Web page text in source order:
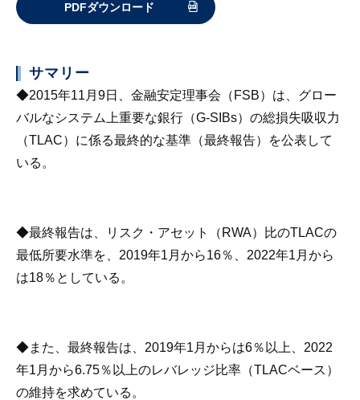
PDFダウンロード
サマリー
◆2015年11月9日、金融安定理事会（FSB）は、グロー
バルなシステム上重要な銀行（G-SIBs）の総損失吸収力
（TLAC）に係る最終的な基準（最終報告）を公表して
いる。
◆最終報告は、リスク・アセット（RWA）比のTLACの
最低所要水準を、2019年1月から16％、2022年1月から
は18％としている。
◆また、最終報告は、2019年1月からは6％以上、2022
年1月から6.75％以上のレバレッジ比率（TLACベース）
の維持を求めている。